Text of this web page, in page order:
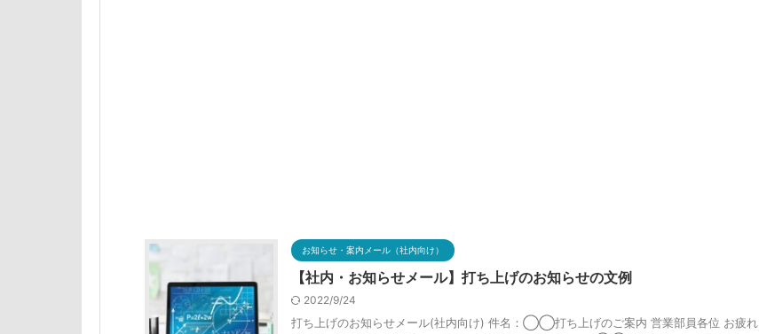
お知らせ・案内メール（社内向け）
【社内・お知らせメール】打ち上げのお知らせの文例
2022/9/24
打ち上げのお知らせメール(社内向け) 件名：◯◯打ち上げのご案内 営業部員各位 お疲れ